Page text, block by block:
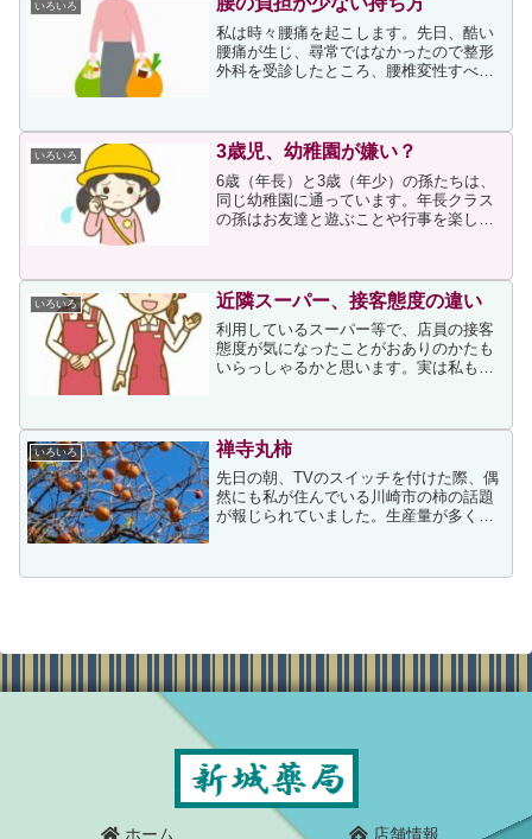
いろいろ
私は時々腰痛を起こします。先日、酷い
腰痛が生じ、尋常ではなかったので整形
外科を受診したところ、腰椎変性すべり
の薬剤が処方され、服用することで痛み
が軽減され、近隣の買い物...
いろいろ 3歳児、幼稚園が嫌い？
6歳（年長）と3歳（年少）の孫たちは、
同じ幼稚園に通っています。年長クラス
の孫はお友達と遊ぶことや行事を楽しみ
ぐずり出して幼稚園バスの停留所まで連
れて行くのに難儀するこ...
いろいろ 近隣スーパー、接客態度の違い
利用しているスーパー等で、店員の接客
態度が気になったことがおありのかたも
いらっしゃるかと思います。実は私もそ
こからこの違いが出ているのかが気にな
っています。二つのスー...
いろいろ 禅寺丸柿
先日の朝、TVのスイッチを付けた際、偶
然にも私が住んでいる川崎市の柿の話題
が報じられていました。生産量が多くは
本最古の甘柿である禅寺丸柿という名称
ホーム 店舗情報